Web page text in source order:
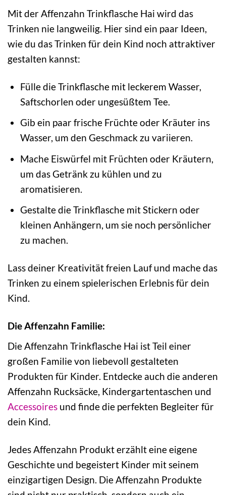
Mit der Affenzahn Trinkflasche Hai wird das
Trinken nie langweilig. Hier sind ein paar Ideen,
wie du das Trinken für dein Kind noch attraktiver
gestalten kannst:
Fülle die Trinkflasche mit leckerem Wasser,
Saftschorlen oder ungesüßtem Tee.
Gib ein paar frische Früchte oder Kräuter ins
Wasser, um den Geschmack zu variieren.
Mache Eiswürfel mit Früchten oder Kräutern,
um das Getränk zu kühlen und zu
aromatisieren.
Gestalte die Trinkflasche mit Stickern oder
kleinen Anhängern, um sie noch persönlicher
zu machen.
Lass deiner Kreativität freien Lauf und mache das
Trinken zu einem spielerischen Erlebnis für dein
Kind.
Die Affenzahn Familie:
Die Affenzahn Trinkflasche Hai ist Teil einer
großen Familie von liebevoll gestalteten
Produkten für Kinder. Entdecke auch die anderen
Affenzahn Rucksäcke, Kindergartentaschen und
Accessoires und finde die perfekten Begleiter für
dein Kind.
Jedes Affenzahn Produkt erzählt eine eigene
Geschichte und begeistert Kinder mit seinem
einzigartigen Design. Die Affenzahn Produkte